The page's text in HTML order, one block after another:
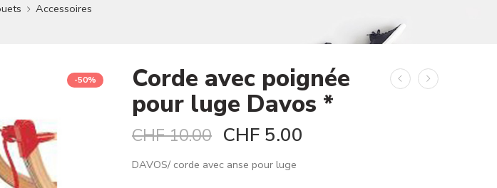
Accessoires
-50% Corde avec poignée
pour luge Davos *
CHF10.00 CHF 5.00
DAVOS/ corde avec anse pour luge